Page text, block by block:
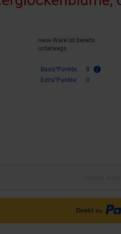
neue Ware ist bereits
unterwegs
Basis°Punkte:
8
Extra°Punkte:
0